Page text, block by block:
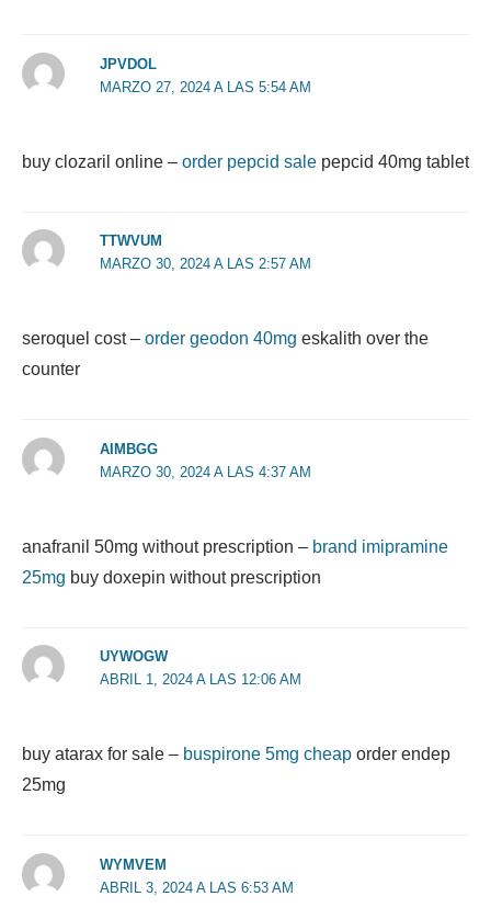
JPVDOL
MARZO 27, 2024 A LAS 5:54 AM
buy clozaril online – order pepcid sale pepcid 40mg tablet
TTWVUM
MARZO 30, 2024 A LAS 2:57 AM
seroquel cost – order geodon 40mg eskalith over the
counter
AIMBGG
MARZO 30, 2024 A LAS 4:37 AM
anafranil 50mg without prescription – brand imipramine
25mg buy doxepin without prescription
UYWOGW
ABRIL 1, 2024 A LAS 12:06 AM
buy atarax for sale – buspirone 5mg cheap order endep
25mg
WYMVEM
ABRIL 3, 2024 A LAS 6:53 AM